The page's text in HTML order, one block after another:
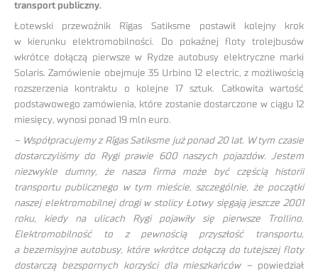
transport publiczny.
Łotewski przewoźnik Rīgas Satiksme postawił kolejny krok
w kierunku elektromobilności. Do pokaźnej floty trolejbusów
wkrótce dołączą pierwsze w Rydze autobusy elektryczne marki
Solaris. Zamówienie obejmuje 35 Urbino 12 electric, z możliwością
rozszerzenia kontraktu o kolejne 17 sztuk. Całkowita wartość
podstawowego zamówienia, które zostanie dostarczone w ciągu 12
miesięcy, wynosi ponad 19 mln euro.
– Współpracujemy z Rīgas Satiksme już ponad 20 lat. W tym czasie
dostarczyliśmy do Rygi prawie 600 naszych pojazdów. Jestem
niezwykle dumny, że nasza firma może być częścią historii
transportu publicznego w tym mieście, szczególnie, że początki
naszej elektromobilnej drogi w stolicy Łotwy sięgają jeszcze 2001
roku, kiedy na ulicach Rygi pojawiły się pierwsze Trollino.
Elektromobilność to z pewnością przyszłość transportu,
a bezemisyjne autobusy, które wkrótce dołączą do tutejszej floty
dostarczą bezspornych korzyści dla mieszkańców – powiedział